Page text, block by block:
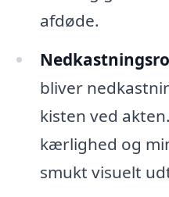
afdøde.
bliver
kisten ved
kærlighed og
smukt visuelt